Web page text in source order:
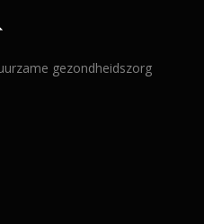
gezondheidszorg